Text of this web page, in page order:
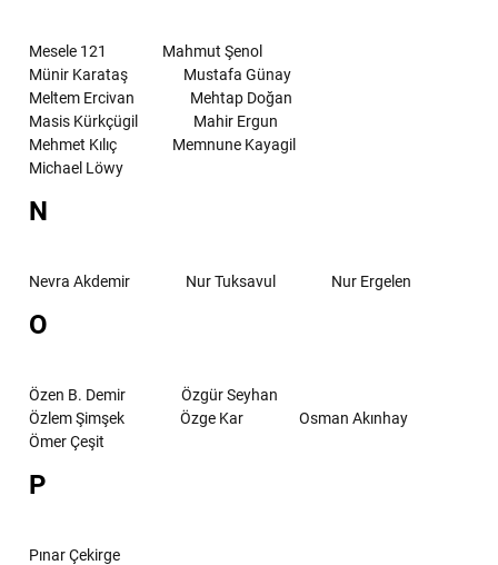
Mesele 121
Mahmut Şenol
Münir Karataş
Mustafa Günay
Meltem Ercivan
Mehtap Doğan
Masis Kürkçügil
Mahir Ergun
Mehmet Kılıç
Memnune Kayagil
Michael Löwy
N
Nevra Akdemir Nur Tuksavul Nur Ergelen
O
Özen B. Demir
Özgür Seyhan
Özlem Şimşek
Özge Kar
Osman Akınhay
Ömer Çeşit
P
Pınar Çekirge